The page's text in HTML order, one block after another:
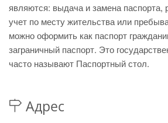
являются: выдача и замена паспорта,
учет по месту жительства или
можно оформить как паспорт
заграничный паспорт. Это
часто называют Паспортный стол.
Адрес